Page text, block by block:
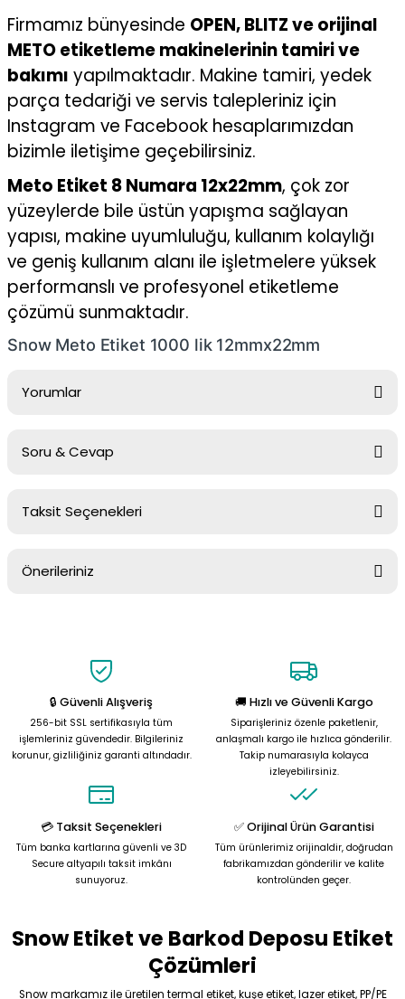
Firmamız bünyesinde OPEN, BLITZ ve orijinal
METO etiketleme makinelerinin tamiri ve
bakımı yapılmaktadır. Makine tamiri, yedek
parça tedariği ve servis talepleriniz için
Instagram ve Facebook hesaplarımızdan
bizimle iletişime geçebilirsiniz.
Meto Etiket 8 Numara 12x22mm, çok zor
yüzeylerde bile üstün yapışma sağlayan
yapısı, makine uyumluluğu, kullanım kolaylığı
ve geniş kullanım alanı ile işletmelere yüksek
performanslı ve profesyonel etiketleme
çözümü sunmaktadır.
Snow Meto Etiket 1000 lik 12mmx22mm
Yorumlar
Soru & Cevap
Ürün hakkında henüz soru sorulmamış.
Taksit Seçenekleri
Önerileriniz
Görüş ve önerileriniz için teşekkür ederiz.
Ürün resmi kalitesiz, bozuk veya görüntülenemiyor.
Ürün açıklamasında eksik bilgiler bulunuyor.
Ürün bilgilerinde hatalar bulunuyor.
Ürün fiyatı diğer sitelerden daha pahalı.
Gönder
🔒 Güvenli Alışveriş
256-bit SSL sertifikasıyla tüm
işlemleriniz güvendedir. Bilgileriniz
korunur, gizliliğiniz garanti altındadır.
🚚 Hızlı ve Güvenli Kargo
Siparişleriniz özenle paketlenir,
anlaşmalı kargo ile hızlıca gönderilir.
Takip numarasıyla kolayca
izleyebilirsiniz.
💳 Taksit Seçenekleri
Tüm banka kartlarına güvenli ve 3D
Secure altyapılı taksit imkânı
sunuyoruz.
✅ Orijinal Ürün Garantisi
Tüm ürünlerimiz orijinaldir, doğrudan
fabrikamızdan gönderilir ve kalite
kontrolünden geçer.
Snow Etiket ve Barkod Deposu Etiket
Çözümleri
Snow markamız ile üretilen termal etiket, kuşe etiket, lazer etiket, PP/PE